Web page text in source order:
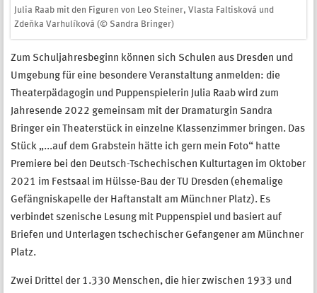
Julia Raab mit den Figuren von Leo Steiner, Vlasta Faltisková und
Zdeňka Varhulíková (© Sandra Bringer)
Zum Schuljahresbeginn können sich Schulen aus Dresden und
Umgebung für eine besondere Veranstaltung anmelden: die
Theaterpädagogin und Puppenspielerin Julia Raab wird zum
Jahresende 2022 gemeinsam mit der Dramaturgin Sandra
Bringer ein Theaterstück in einzelne Klassenzimmer bringen. Das
Stück „...auf dem Grabstein hätte ich gern mein Foto“ hatte
Premiere bei den Deutsch-Tschechischen Kulturtagen im Oktober
2021 im Festsaal im Hülsse-Bau der TU Dresden (ehemalige
Gefängniskapelle der Haftanstalt am Münchner Platz). Es
verbindet szenische Lesung mit Puppenspiel und basiert auf
Briefen und Unterlagen tschechischer Gefangener am Münchner
Platz.
Zwei Drittel der 1.330 Menschen, die hier zwischen 1933 und